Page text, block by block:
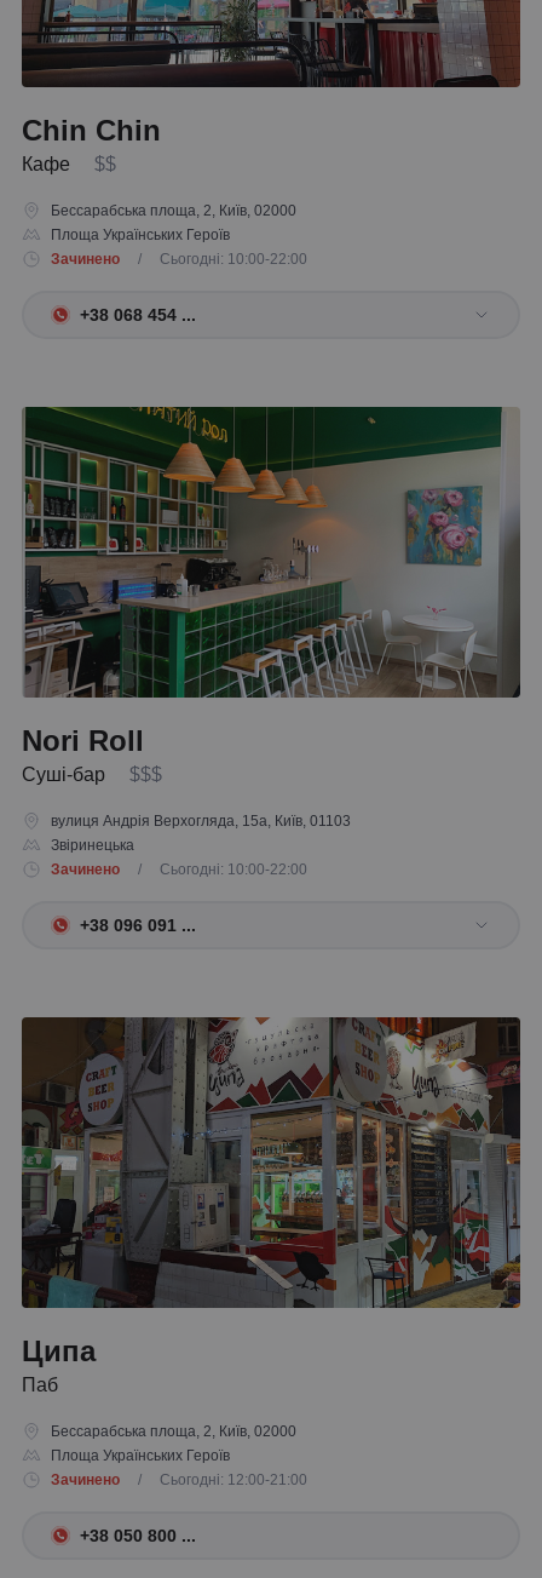
Chin Chin
Кафе $$
Бессарабська площа, 2, Київ, 02000
Площа Українських Героїв
Зачинено
/ Сьогодні: 10:00-22:00
+38 068 454 ...
Nori Roll
Суші-бар $$$
вулиця Андрія Верхогляда, 15а, Київ, 01103
Звіринецька
Зачинено
/ Сьогодні: 10:00-22:00
+38 096 091 ...
Ципа
Паб
Бессарабська площа, 2, Київ, 02000
Площа Українських Героїв
Зачинено
/ Сьогодні: 12:00-21:00
+38 050 800 ...